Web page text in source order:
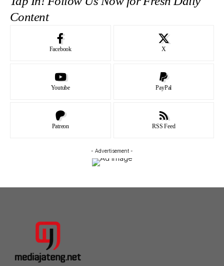
Content
Facebook X
Youtube PayPal
Patreon RSS Feed
- Advertisement -